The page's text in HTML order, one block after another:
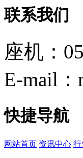
联系我们
座机：
E-mail：
快捷导航
网站首页 资讯中心 行